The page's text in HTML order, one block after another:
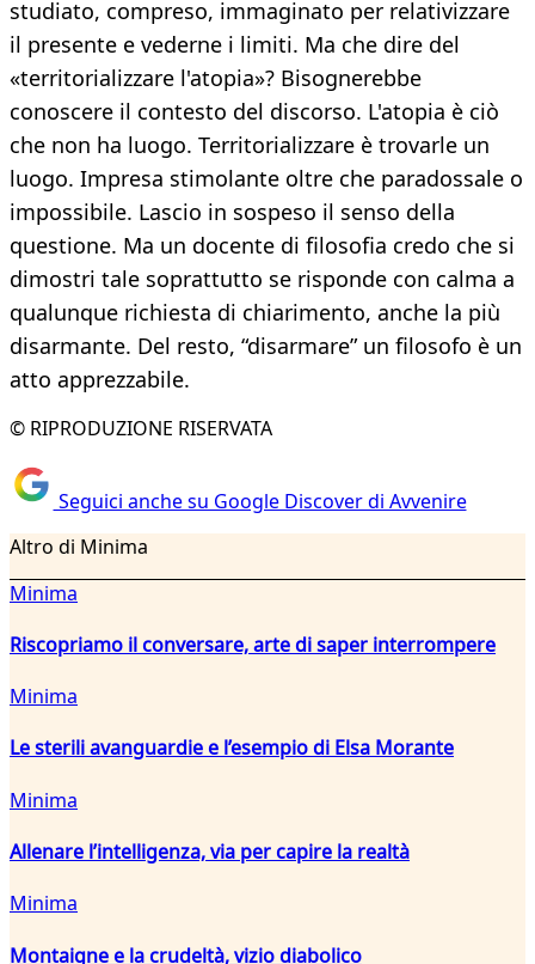
studiato, compreso, immaginato per relativizzare
il presente e vederne i limiti. Ma che dire del
«territorializzare l'atopia»? Bisognerebbe
conoscere il contesto del discorso. L'atopia è ciò
che non ha luogo. Territorializzare è trovarle un
luogo. Impresa stimolante oltre che paradossale o
impossibile. Lascio in sospeso il senso della
questione. Ma un docente di filosofia credo che si
dimostri tale soprattutto se risponde con calma a
qualunque richiesta di chiarimento, anche la più
disarmante. Del resto, “disarmare” un filosofo è un
atto apprezzabile.
© RIPRODUZIONE RISERVATA
Seguici anche su Google Discover di Avvenire
Altro di Minima
Minima
Riscopriamo il conversare, arte di saper interrompere
Minima
Le sterili avanguardie e l’esempio di Elsa Morante
Minima
Allenare l’intelligenza, via per capire la realtà
Minima
Montaigne e la crudeltà, vizio diabolico